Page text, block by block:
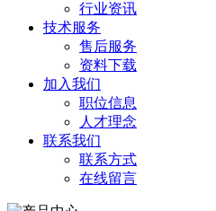
行业资讯
技术服务
售后服务
资料下载
加入我们
职位信息
人才理念
联系我们
联系方式
在线留言